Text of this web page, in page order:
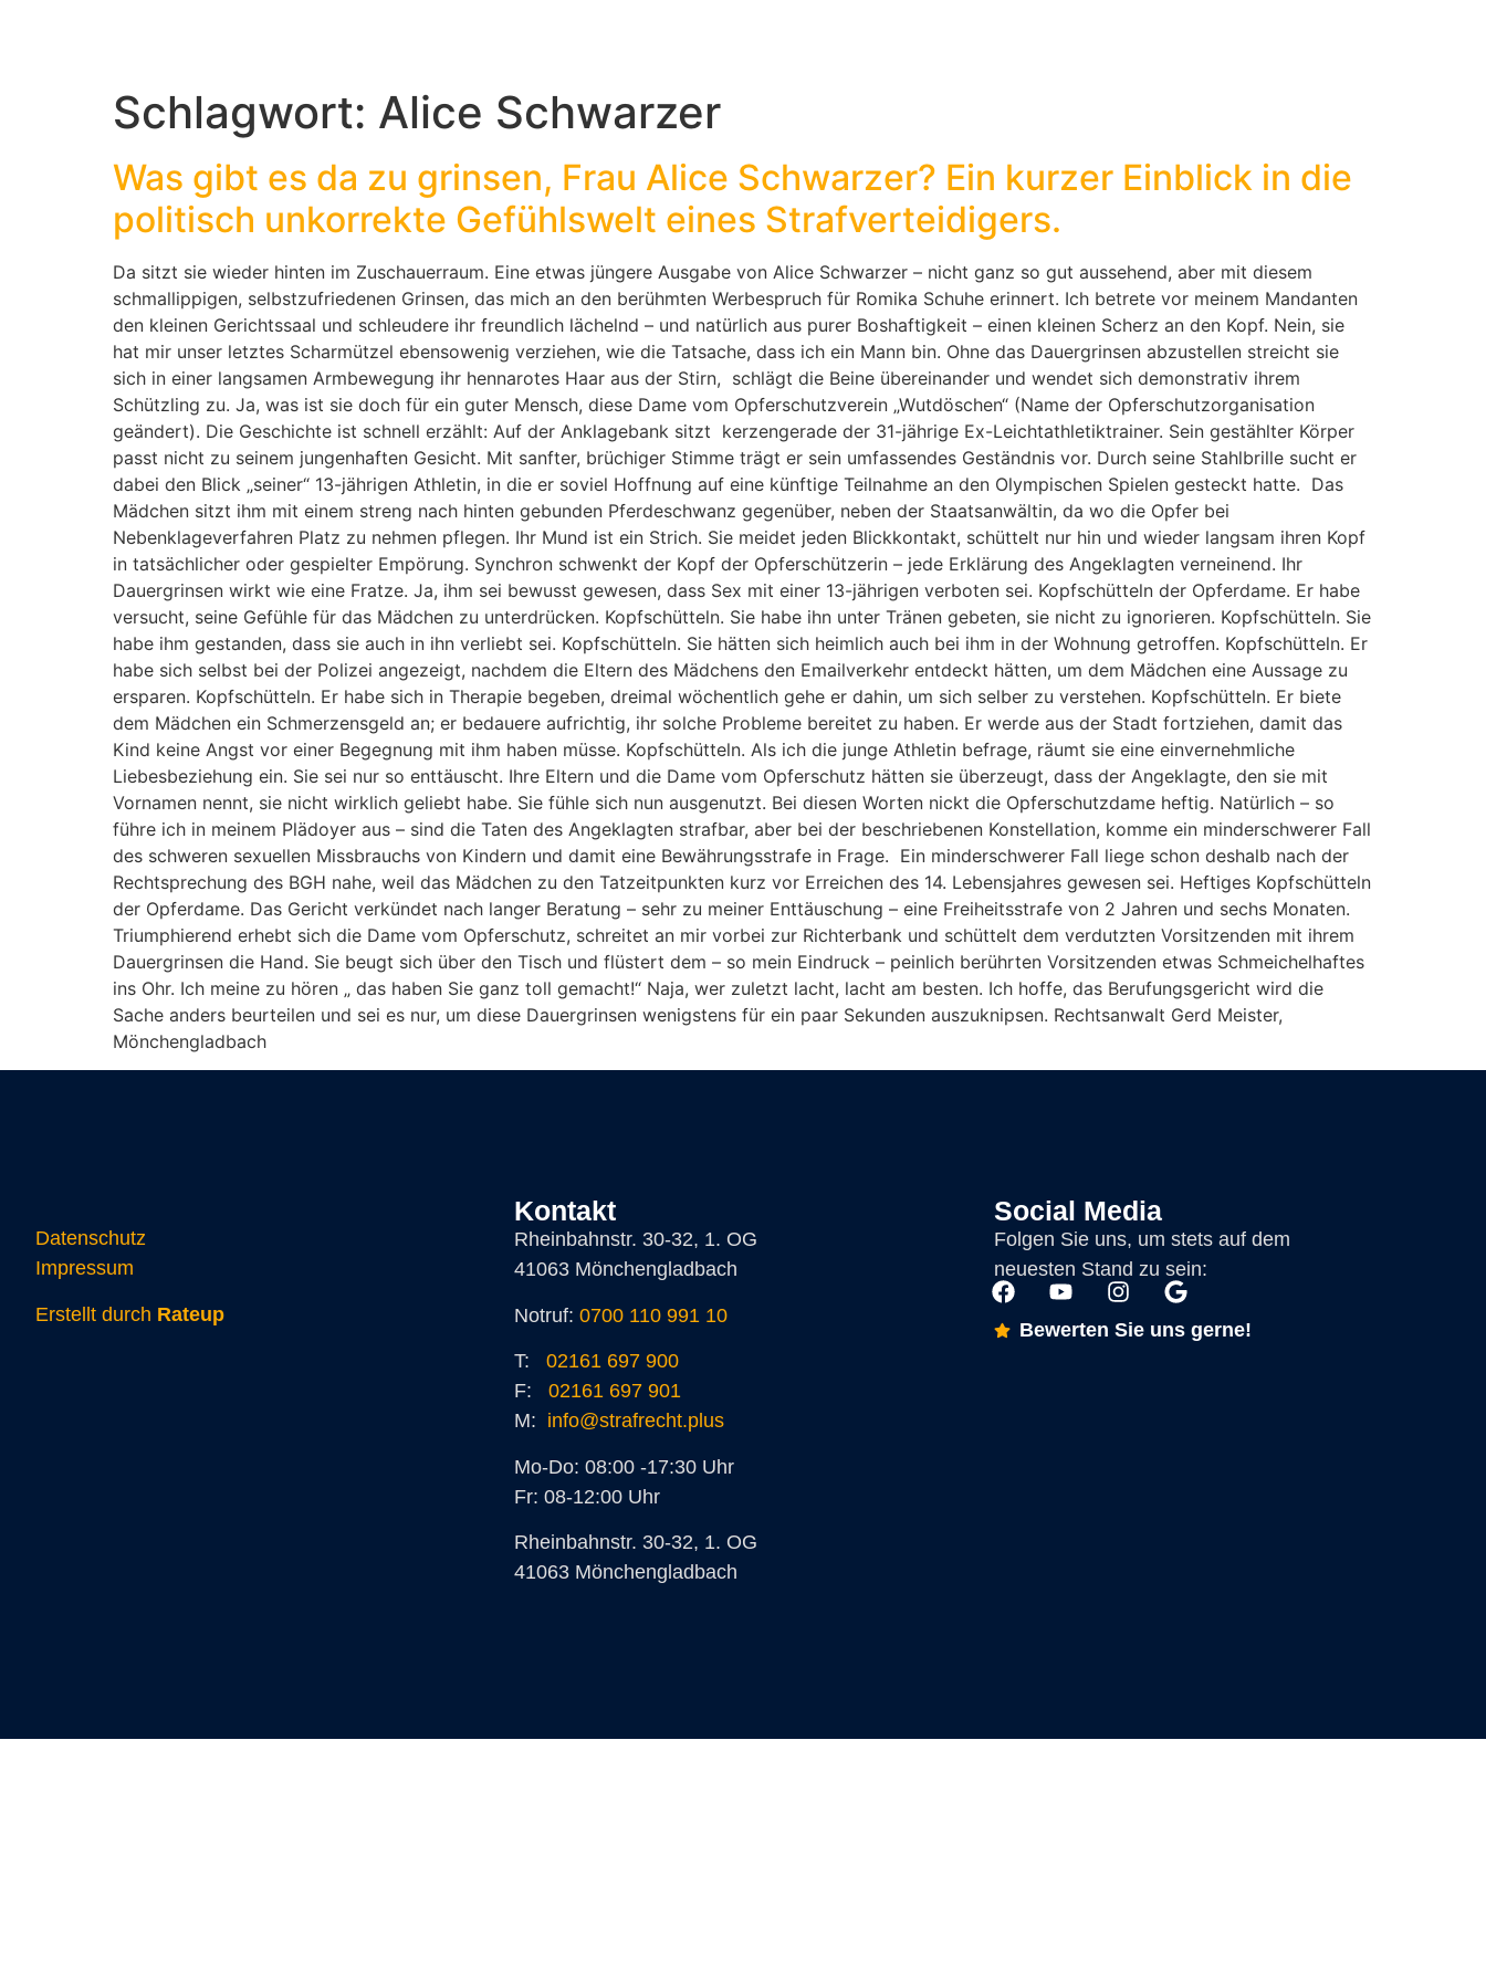
Schlagwort: Alice Schwarzer
Was gibt es da zu grinsen, Frau Alice Schwarzer? Ein kurzer Einblick in die
politisch unkorrekte Gefühlswelt eines Strafverteidigers.
Da sitzt sie wieder hinten im Zuschauerraum. Eine etwas jüngere Ausgabe von Alice Schwarzer – nicht ganz so gut aussehend, aber mit diesem
schmallippigen, selbstzufriedenen Grinsen, das mich an den berühmten Werbespruch für Romika Schuhe erinnert. Ich betrete vor meinem Mandanten
den kleinen Gerichtssaal und schleudere ihr freundlich lächelnd – und natürlich aus purer Boshaftigkeit – einen kleinen Scherz an den Kopf. Nein, sie
hat mir unser letztes Scharmützel ebensowenig verziehen, wie die Tatsache, dass ich ein Mann bin. Ohne das Dauergrinsen abzustellen streicht sie
sich in einer langsamen Armbewegung ihr hennarotes Haar aus der Stirn, schlägt die Beine übereinander und wendet sich demonstrativ ihrem
Schützling zu. Ja, was ist sie doch für ein guter Mensch, diese Dame vom Opferschutzverein „Wutdöschen“ (Name der Opferschutzorganisation
geändert). Die Geschichte ist schnell erzählt: Auf der Anklagebank sitzt kerzengerade der 31-jährige Ex-Leichtathletiktrainer. Sein gestählter Körper
passt nicht zu seinem jungenhaften Gesicht. Mit sanfter, brüchiger Stimme trägt er sein umfassendes Geständnis vor. Durch seine Stahlbrille sucht er
dabei den Blick „seiner“ 13-jährigen Athletin, in die er soviel Hoffnung auf eine künftige Teilnahme an den Olympischen Spielen gesteckt hatte. Das
Mädchen sitzt ihm mit einem streng nach hinten gebunden Pferdeschwanz gegenüber, neben der Staatsanwältin, da wo die Opfer bei
Nebenklageverfahren Platz zu nehmen pflegen. Ihr Mund ist ein Strich. Sie meidet jeden Blickkontakt, schüttelt nur hin und wieder langsam ihren Kopf
in tatsächlicher oder gespielter Empörung. Synchron schwenkt der Kopf der Opferschützerin – jede Erklärung des Angeklagten verneinend. Ihr
Dauergrinsen wirkt wie eine Fratze. Ja, ihm sei bewusst gewesen, dass Sex mit einer 13-jährigen verboten sei. Kopfschütteln der Opferdame. Er habe
versucht, seine Gefühle für das Mädchen zu unterdrücken. Kopfschütteln. Sie habe ihn unter Tränen gebeten, sie nicht zu ignorieren. Kopfschütteln. Sie
habe ihm gestanden, dass sie auch in ihn verliebt sei. Kopfschütteln. Sie hätten sich heimlich auch bei ihm in der Wohnung getroffen. Kopfschütteln. Er
habe sich selbst bei der Polizei angezeigt, nachdem die Eltern des Mädchens den Emailverkehr entdeckt hätten, um dem Mädchen eine Aussage zu
ersparen. Kopfschütteln. Er habe sich in Therapie begeben, dreimal wöchentlich gehe er dahin, um sich selber zu verstehen. Kopfschütteln. Er biete
dem Mädchen ein Schmerzensgeld an; er bedauere aufrichtig, ihr solche Probleme bereitet zu haben. Er werde aus der Stadt fortziehen, damit das
Kind keine Angst vor einer Begegnung mit ihm haben müsse. Kopfschütteln. Als ich die junge Athletin befrage, räumt sie eine einvernehmliche
Liebesbeziehung ein. Sie sei nur so enttäuscht. Ihre Eltern und die Dame vom Opferschutz hätten sie überzeugt, dass der Angeklagte, den sie mit
Vornamen nennt, sie nicht wirklich geliebt habe. Sie fühle sich nun ausgenutzt. Bei diesen Worten nickt die Opferschutzdame heftig. Natürlich – so
führe ich in meinem Plädoyer aus – sind die Taten des Angeklagten strafbar, aber bei der beschriebenen Konstellation, komme ein minderschwerer Fall
des schweren sexuellen Missbrauchs von Kindern und damit eine Bewährungsstrafe in Frage. Ein minderschwerer Fall liege schon deshalb nach der
Rechtsprechung des BGH nahe, weil das Mädchen zu den Tatzeitpunkten kurz vor Erreichen des 14. Lebensjahres gewesen sei. Heftiges Kopfschütteln
der Opferdame. Das Gericht verkündet nach langer Beratung – sehr zu meiner Enttäuschung – eine Freiheitsstrafe von 2 Jahren und sechs Monaten.
Triumphierend erhebt sich die Dame vom Opferschutz, schreitet an mir vorbei zur Richterbank und schüttelt dem verdutzten Vorsitzenden mit ihrem
Dauergrinsen die Hand. Sie beugt sich über den Tisch und flüstert dem – so mein Eindruck – peinlich berührten Vorsitzenden etwas Schmeichelhaftes
ins Ohr. Ich meine zu hören „ das haben Sie ganz toll gemacht!“ Naja, wer zuletzt lacht, lacht am besten. Ich hoffe, das Berufungsgericht wird die
Sache anders beurteilen und sei es nur, um diese Dauergrinsen wenigstens für ein paar Sekunden auszuknipsen. Rechtsanwalt Gerd Meister,
Mönchengladbach
Datenschutz
Impressum
Erstellt durch Rateup
Kontakt
Rheinbahnstr. 30-32, 1. OG
41063 Mönchengladbach
Notruf:0700 110 991 10
T:02161 697 900
F:02161 697 901
M: info@strafrecht.plus
Mo-Do: 08:00 -17:30 Uhr
Fr: 08-12:00 Uhr
Rheinbahnstr. 30-32, 1. OG
41063 Mönchengladbach
Social Media
Folgen Sie uns, um stets auf dem
neuesten Stand zu sein:
Bewerten Sie uns gerne!